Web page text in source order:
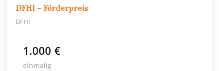
DFHI – Förderpreis
DFHI
1.000 €
einmalig